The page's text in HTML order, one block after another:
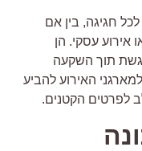
חגיגה, בין אם
עסקי. הן
תוך השקעה
האירוע להביע
הקטנים.